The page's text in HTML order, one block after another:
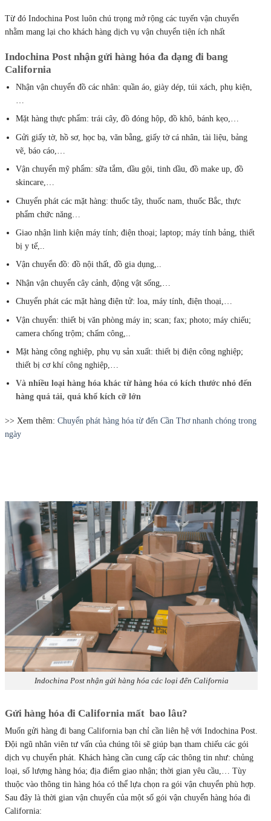
Từ đó Indochina Post luôn chú trọng mở rộng các tuyến vận chuyển
nhằm mang lại cho khách hàng dịch vụ vận chuyển tiện ích nhất
Indochina Post nhận gửi hàng hóa đa dạng đi bang
California
Nhận vận chuyển đồ các nhân: quần áo, giày dép, túi xách, phụ kiện,
…
Mặt hàng thực phẩm: trái cây, đồ đóng hộp, đồ khô, bánh kẹo,…
Gửi giấy tờ, hồ sơ, học bạ, văn bằng, giấy tờ cá nhân, tài liệu, bảng
vẽ, báo cáo,…
Vận chuyển mỹ phẩm: sữa tắm, dầu gội, tinh dầu, đồ make up, đồ
skincare,…
Chuyển phát các mặt hàng: thuốc tây, thuốc nam, thuốc Bắc, thực
phẩm chức năng…
Giao nhận linh kiện máy tính; điện thoại; laptop; máy tính bảng, thiết
bị y tế,..
Vận chuyển đồ: đồ nội thất, đồ gia dụng,..
Nhận vận chuyển cây cảnh, động vật sống,…
Chuyển phát các mặt hàng điện tử: loa, máy tính, điện thoại,…
Vận chuyển: thiết bị văn phòng máy in; scan; fax; photo; máy chiếu;
camera chống trộm; chấm công,..
Mặt hàng công nghiệp, phụ vụ sản xuất: thiết bị điện công nghiệp;
thiết bị cơ khí công nghiệp,…
Và nhiều loại hàng hóa khác từ hàng hóa có kích thước nhỏ đến
hàng quá tải, quá khổ kích cỡ lớn
>> Xem thêm: Chuyển phát hàng hóa từ đến Cần Thơ nhanh chóng trong
ngày
Indochina Post nhận gửi hàng hóa các loại đến California
Gửi hàng hóa đi California mất bao lâu?
Muốn gửi hàng đi bang California bạn chỉ cần liên hệ với Indochina Post.
Đội ngũ nhân viên tư vấn của chúng tôi sẽ giúp bạn tham chiếu các gói
dịch vụ chuyển phát. Khách hàng cần cung cấp các thông tin như: chủng
loại, số lượng hàng hóa; địa điểm giao nhận; thời gian yêu cầu,… Tùy
thuộc vào thông tin hàng hóa có thể lựa chọn ra gói vận chuyển phù hợp.
Sau đây là thời gian vận chuyển của một số gói vận chuyển hàng hóa đi
California: